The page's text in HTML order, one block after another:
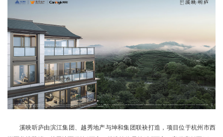
溪映听庐由滨江集团、越秀地产与坤和集团联袂打造，项目位于杭州市西